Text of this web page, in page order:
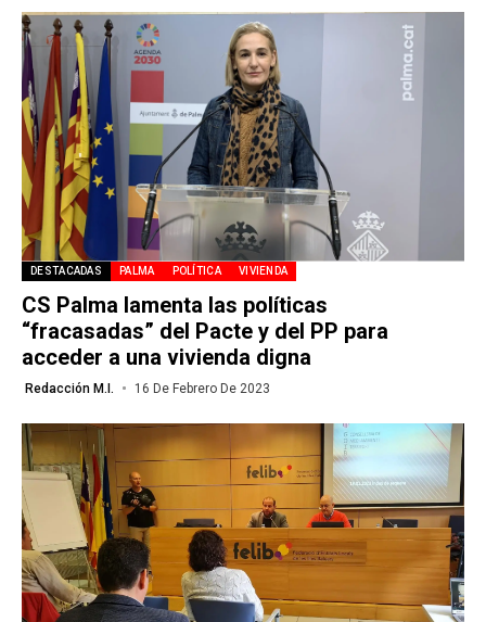
DESTACADAS PALMA POLÍTICA VIVIENDA
CS Palma lamenta las políticas
“fracasadas” del Pacte y del PP para
acceder a una vivienda digna
Redacción M.I. 16 De Febrero De 2023